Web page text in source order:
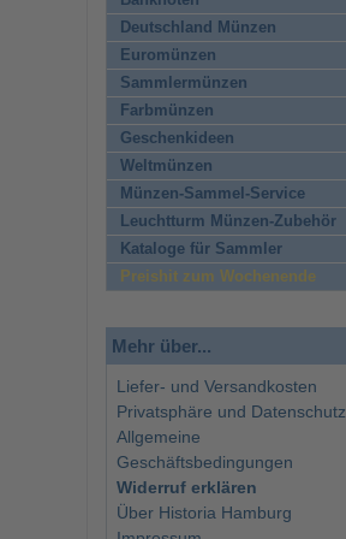
Deutschland Münzen
Euromünzen
Sammlermünzen
Farbmünzen
Geschenkideen
Weltmünzen
Münzen-Sammel-Service
Leuchtturm Münzen-Zubehör
Kataloge für Sammler
Preishit zum Wochenende
Mehr über...
Liefer- und Versandkosten
Privatsphäre und Datenschutz
Allgemeine
Geschäftsbedingungen
Widerruf erklären
Über Historia Hamburg